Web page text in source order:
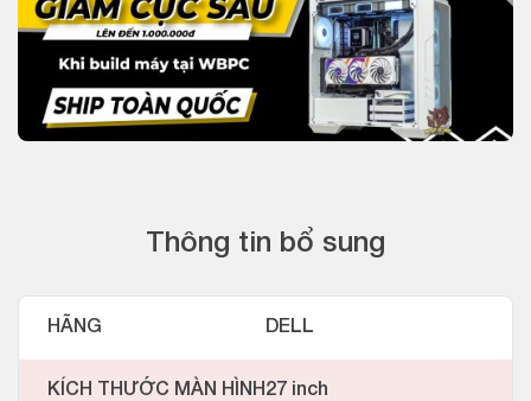
Thông tin bổ sung
HÃNG DELL
KÍCH THƯỚC MÀN HÌNH 27 inch